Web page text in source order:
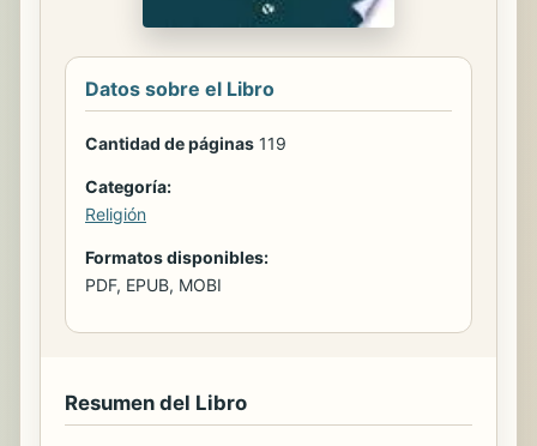
Datos sobre el Libro
Cantidad de páginas 119
Categoría:
Religión
Formatos disponibles:
PDF, EPUB, MOBI
Resumen del Libro